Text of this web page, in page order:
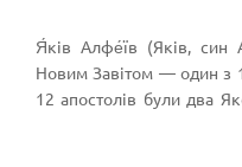
Я́ків Алфе́їв (Яків,
Новим Завітом — один з
12 апостолів були два
Алфеєвого —